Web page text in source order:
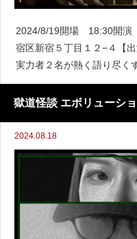
2024/8/19開場 18:30開
宿区新宿５丁目１２−４【
実力者２名が熱く語り尽く
しても皆に推したいコト。
絶対に推したいコト。怪談
獄道怪談 エボリューシ
2024.08.18